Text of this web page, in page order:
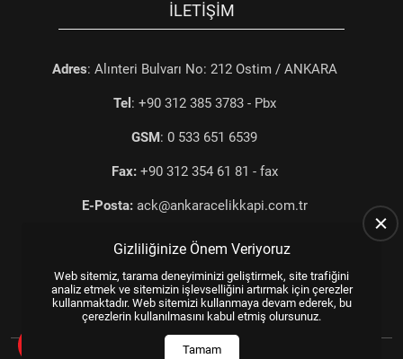
İLETIŞIM
Adres: Alınteri Bulvarı No: 212 Ostim / ANKARA
Tel : +90 312 385 3783 - Pbx
GSM: 0 533 651 6539
Fax:+90 312 354 61 81 - fax
E-Posta:ack@ankaracelikkapi.com.tr
WEB TASARIM
Gizliliğinize Önem Veriyoruz
Web sitemiz, tarama deneyiminizi geliştirmek, site trafiğini
analiz etmek ve sitemizin işlevselliğini artırmak için çerezler
kullanmaktadır. Web sitemizi kullanmaya devam ederek, bu
çerezlerin kullanılmasını kabul etmiş olursunuz.
Tamam